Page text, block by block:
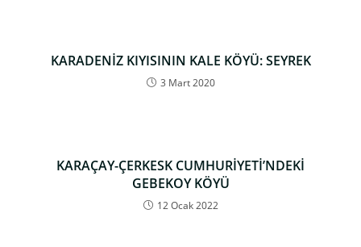
KARADENİZ KIYISININ KALE KÖYÜ: SEYREK
3 Mart 2020
KARAÇAY-ÇERKESK CUMHURİYETİ’NDEKİ
GEBEKOY KÖYÜ
12 Ocak 2022